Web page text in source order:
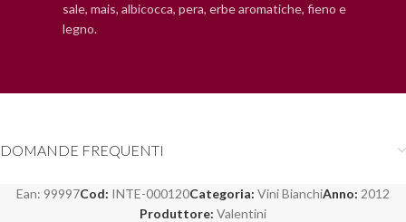
sale, mais, albicocca, pera, erbe aromatiche, fieno e
legno.
DOMANDE FREQUENTI
Ean: 99997Cod: INTE-000120Categoria: Vini BianchiAnno: 2012
Produttore: Valentini